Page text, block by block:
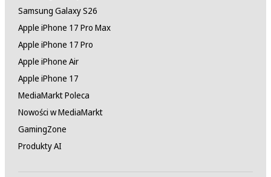
Samsung Galaxy S26
Apple iPhone 17 Pro Max
Apple iPhone 17 Pro
Apple iPhone Air
Apple iPhone 17
MediaMarkt Poleca
Nowości w MediaMarkt
GamingZone
Produkty AI